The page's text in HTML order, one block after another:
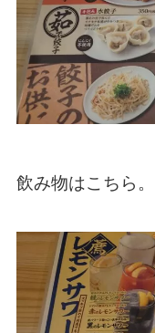
飲み物はこちら。